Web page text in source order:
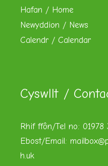
Hafan / Home
Newyddion / News
Calendr / Calendar
Cyswllt /
Rhif ffôn/Tel no: 01978
Ebost/Email:
h.uk